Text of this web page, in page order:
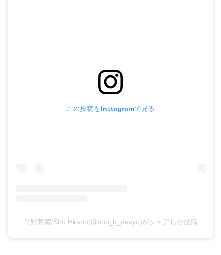
この投稿をInstagramで見る
平野紫耀/Sho Hirano(@sho_h_desyo)がシェアした投稿